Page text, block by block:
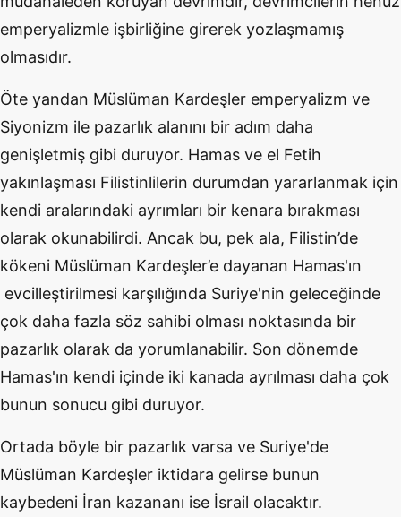
emperyalizmle işbirliğine girerek yozlaşmamış
olmasıdır.
Öte yandan Müslüman Kardeşler emperyalizm ve
Siyonizm ile pazarlık alanını bir adım daha
genişletmiş gibi duruyor. Hamas ve el Fetih
yakınlaşması Filistinlilerin durumdan yararlanmak için
kendi aralarındaki ayrımları bir kenara bırakması
olarak okunabilirdi. Ancak bu, pek ala, Filistin’de
kökeni Müslüman Kardeşler’e dayanan Hamas'ın
evcilleştirilmesi karşılığında Suriye'nin geleceğinde
çok daha fazla söz sahibi olması noktasında bir
pazarlık olarak da yorumlanabilir. Son dönemde
Hamas'ın kendi içinde iki kanada ayrılması daha çok
bunun sonucu gibi duruyor.
Ortada böyle bir pazarlık varsa ve Suriye'de
Müslüman Kardeşler iktidara gelirse bunun
kaybedeni İran kazananı ise İsrail olacaktır.